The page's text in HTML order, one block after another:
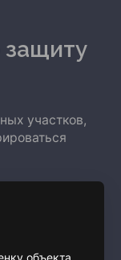
участков,
объекта